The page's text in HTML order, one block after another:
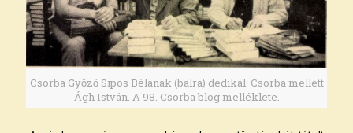
Csorba Győző Sipos Bélának (balra) dedikál. Csorba mellett
Ágh István. A 98. Csorba blog melléklete.